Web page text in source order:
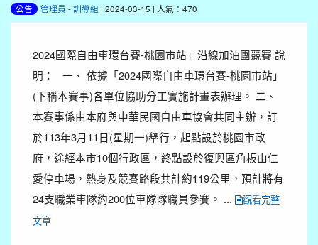
公告 管理員 -訓導組 | 2024-03-15 | 人氣：470
2024國際自由車環台賽-桃園市站」沿線加油團競賽 說
明： 一、 依據「2024國際自由車環台賽-桃園市站」
(下稱本賽事)各單位協助分工實施計畫表辦理。 二、
本賽事係由本府與中華民國自由車協會共同主辦，訂
於113年3月11日(星期一)舉行，起點設於桃園市政
府，途經本市10個行政區，終點設於復興區角板山仁
愛停車場，熱身及競賽路段共計約119公里，預計將有
24支職業車隊約200位車隊隊職員參賽。 ...
觀看完整
文章